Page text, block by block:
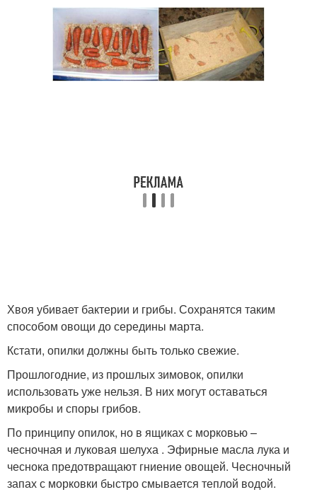
Хвоя убивает бактерии и грибы. Сохранятся таким
способом овощи до середины марта.
Кстати, опилки должны быть только свежие.
Прошлогодние, из прошлых зимовок, опилки
использовать уже нельзя. В них могут оставаться
микробы и споры грибов.
По принципу опилок, но в ящиках с морковью –
чесночная и луковая шелуха . Эфирные масла лука и
чеснока предотвращают гниение овощей. Чесночный
запах с морковки быстро смывается теплой водой.